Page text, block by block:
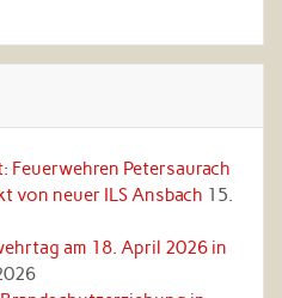
Feuerwehren Petersaurach
von neuer ILS Ansbach 15.
am 18. April 2026 in